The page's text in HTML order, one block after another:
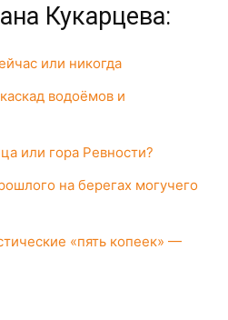
Кукарцева:
или никогда
водоёмов и
или гора Ревности?
на берегах могучего
«пять копеек» —